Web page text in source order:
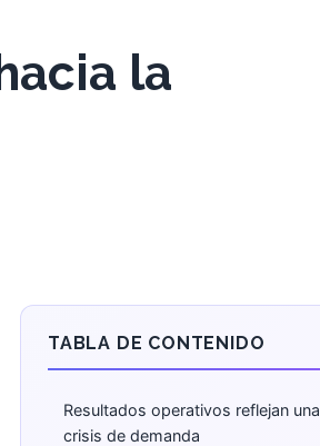
la
TABLA DE CONTENIDO
Resultados operativos reflejan una
crisis de demanda